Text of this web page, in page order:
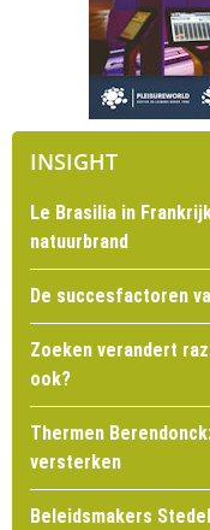
INSIGHT
Le Brasilia in
natuurbrand
De succesfactoren
Zoeken verandert
ook?
Thermen
versterken
Beleidsmakers